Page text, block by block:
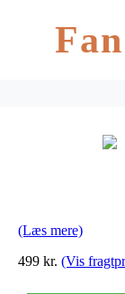
(Læs mere)
499 kr. (Vis